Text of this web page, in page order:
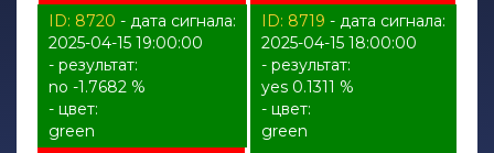
ID: 8720 - дата сигнала:
2025-04-15 19:00:00
- результат:
no -1.7682 %
- цвет:
green
ID: 8719 - дата сигнала:
2025-04-15 18:00:00
- результат:
yes 0.1311 %
- цвет:
green